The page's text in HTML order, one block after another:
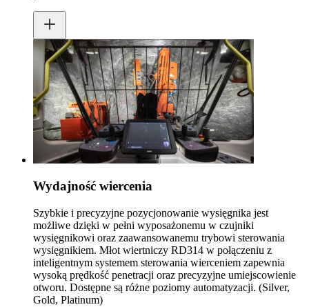
Wydajność wiercenia
Szybkie i precyzyjne pozycjonowanie wysięgnika jest
możliwe dzięki w pełni wyposażonemu w czujniki
wysięgnikowi oraz zaawansowanemu trybowi sterowania
wysięgnikiem. Młot wiertniczy RD314 w połączeniu z
inteligentnym systemem sterowania wierceniem zapewnia
wysoką prędkość penetracji oraz precyzyjne umiejscowienie
otworu. Dostępne są różne poziomy automatyzacji. (Silver,
Gold, Platinum)